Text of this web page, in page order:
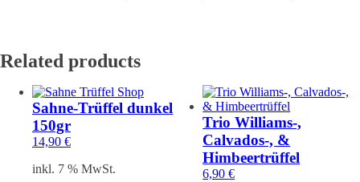
Related products
Sahne-Trüffel dunkel
150gr
14,90 €
inkl. 7 % MwSt.
Trio Williams-,
Calvados-, &
Himbeertrüffel
6,90€